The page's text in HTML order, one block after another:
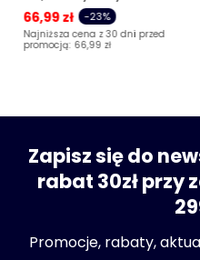
66,99 zł -23%
Najniższa cena z 30 dni przed
promocją: 66,99 zł
Zapisz się do
rabat 30zł przy
Promocje, rabaty,